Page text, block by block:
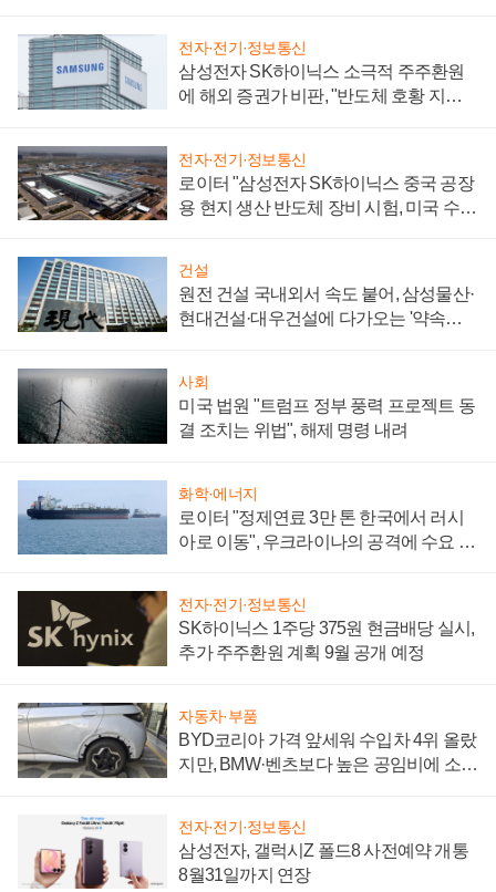
전자·전기·정보통신
삼성전자 SK하이닉스 소극적 주주환원
에 해외 증권가 비판, "반도체 호황 지속
전자·전기·정보통신
로이터 "삼성전자 SK하이닉스 중국 공장
용 현지 생산 반도체 장비 시험, 미국 수출
건설
원전 건설 국내외서 속도 붙어, 삼성물산·
현대건설·대우건설에 다가오는 '약속의
사회
미국 법원 "트럼프 정부 풍력 프로젝트 동
결 조치는 위법", 해제 명령 내려
화학·에너지
로이터 "정제연료 3만 톤 한국에서 러시
아로 이동", 우크라이나의 공격에 수요 늘
전자·전기·정보통신
SK하이닉스 1주당 375원 현금배당 실시,
추가 주주환원 계획 9월 공개 예정
자동차·부품
BYD코리아 가격 앞세워 수입차 4위 올랐
지만, BMW·벤츠보다 높은 공임비에 소비
전자·전기·정보통신
삼성전자, 갤럭시Z 폴드8 사전예약 개통
8월31일까지 연장